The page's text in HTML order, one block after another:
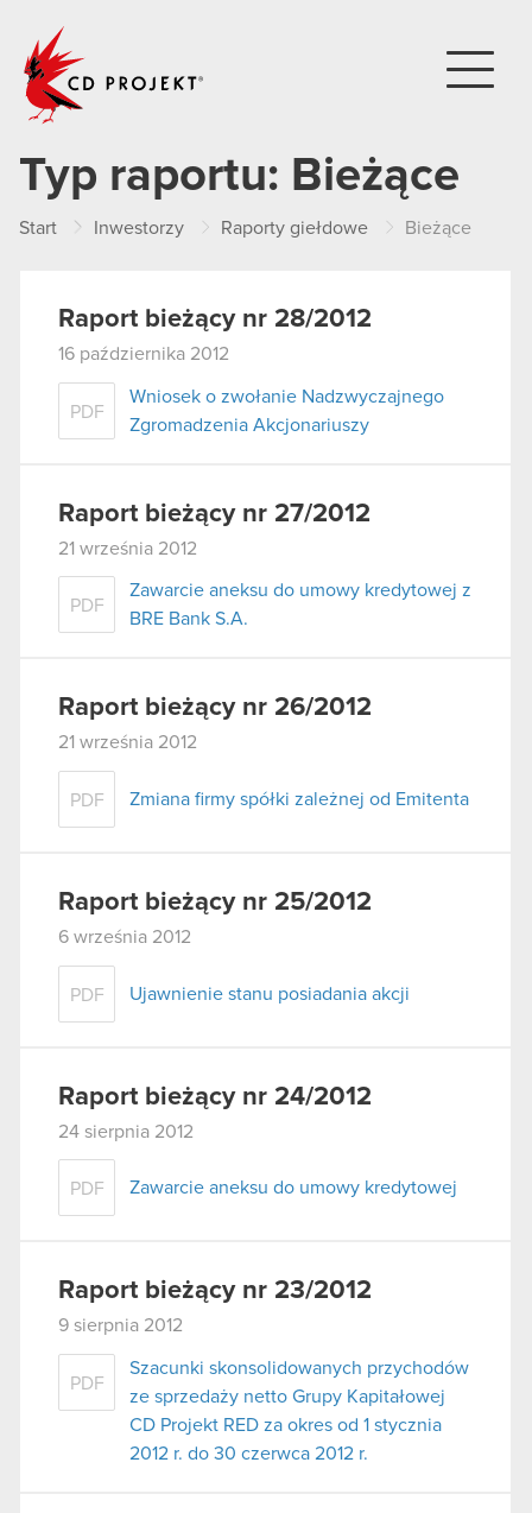
Typ raportu: Bieżące
Start Inwestorzy Raporty giełdowe Bieżące
Raport bieżący nr 28/2012
16 października 2012
PDF
Wniosek o zwołanie Nadzwyczajnego
Zgromadzenia Akcjonariuszy
Raport bieżący nr 27/2012
21 września 2012
PDF
Zawarcie aneksu do umowy kredytowej z
BRE Bank S.A.
Raport bieżący nr 26/2012
21 września 2012
PDF Zmiana firmy spółki zależnej od Emitenta
Raport bieżący nr 25/2012
6 września 2012
PDF Ujawnienie stanu posiadania akcji
Raport bieżący nr 24/2012
24 sierpnia 2012
PDF Zawarcie aneksu do umowy kredytowej
Raport bieżący nr 23/2012
9 sierpnia 2012
PDF
Szacunki skonsolidowanych przychodów
ze sprzedaży netto Grupy Kapitałowej
CD Projekt RED za okres od 1 stycznia
2012 r. do 30 czerwca 2012 r.